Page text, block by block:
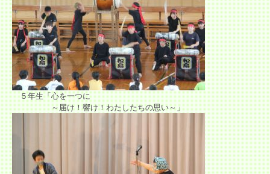
５年生「心を一つに
～届け！響け！わたしたちの思い～」